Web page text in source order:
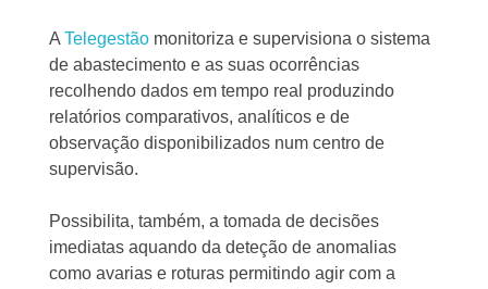
A Telegestão monitoriza e supervisiona o sistema
de abastecimento e as suas ocorrências
recolhendo dados em tempo real produzindo
relatórios comparativos, analíticos e de
observação disponibilizados num centro de
supervisão.
Possibilita, também, a tomada de decisões
imediatas aquando da deteção de anomalias
como avarias e roturas permitindo agir com a